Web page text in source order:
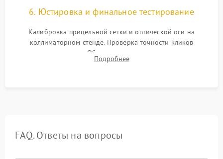
6. Юстировка и финальное тестирование
Калибровка прицельной сетки и оптической оси на
коллиматорном стенде. Проверка точности кликов
механизма поправок. Обязательное испытание прицела на
ударном стенде для проверки устойчивости к отдаче и
Подробнее
FAQ. Ответы на вопросы